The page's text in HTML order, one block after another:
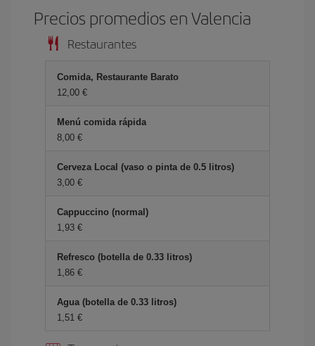
Precios promedios en Valencia
Restaurantes
Comida, Restaurante Barato
12,00 €
Menú comida rápida
8,00 €
Cerveza Local (vaso o pinta de 0.5 litros)
3,00 €
Cappuccino (normal)
1,93 €
Refresco (botella de 0.33 litros)
1,86 €
Agua (botella de 0.33 litros)
1,51 €